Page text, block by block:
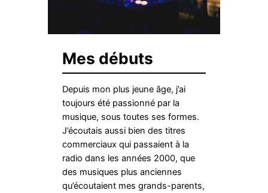
Mes débuts
Depuis mon plus jeune âge, j’ai
toujours été passionné par la
musique, sous toutes ses formes.
J’écoutais aussi bien des titres
commerciaux qui passaient à la
radio dans les années 2000, que
des musiques plus anciennes
qu’écoutaient mes grands-parents,